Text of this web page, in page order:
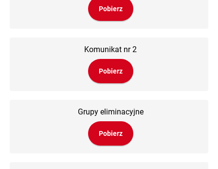
Pobierz
Komunikat nr 2
Pobierz
Grupy eliminacyjne
Pobierz